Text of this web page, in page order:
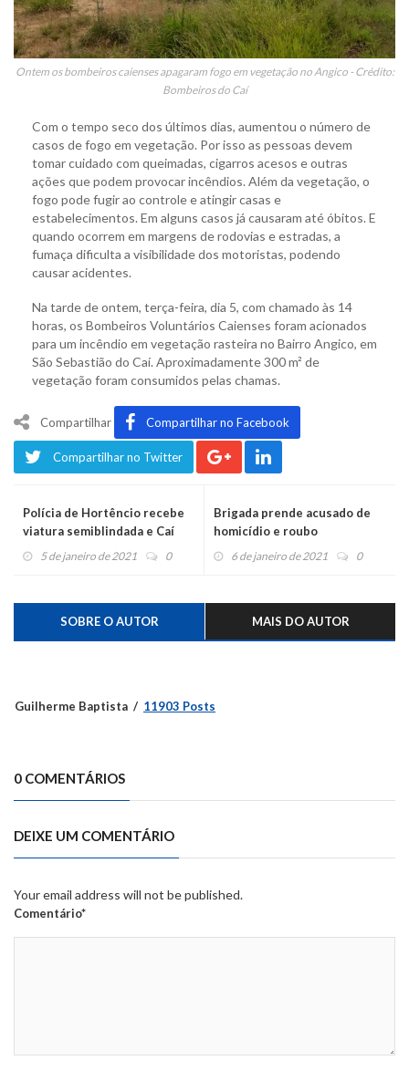
Ontem os bombeiros caienses apagaram fogo em vegetação no Angico - Crédito:
Bombeiros do Caí
Com o tempo seco dos últimos dias, aumentou o número de
casos de fogo em vegetação. Por isso as pessoas devem
tomar cuidado com queimadas, cigarros acesos e outras
ações que podem provocar incêndios. Além da vegetação, o
fogo pode fugir ao controle e atingir casas e
estabelecimentos. Em alguns casos já causaram até óbitos. E
quando ocorrem em margens de rodovias e estradas, a
fumaça dificulta a visibilidade dos motoristas, podendo
causar acidentes.
Na tarde de ontem, terça-feira, dia 5, com chamado às 14
horas, os Bombeiros Voluntários Caienses foram acionados
para um incêndio em vegetação rasteira no Bairro Angico, em
São Sebastião do Caí. Aproximadamente 300 m² de
vegetação foram consumidos pelas chamas.
Compartilhar Compartilhar no Facebook
Compartilhar no Twitter
Polícia de Hortêncio recebe
viatura semiblindada e Caí
será o próximo
5 de janeiro de 2021 0
Brigada prende acusado de
homicídio e roubo
6 de janeiro de 2021 0
SOBRE O AUTOR MAIS DO AUTOR
Guilherme Baptista 11903 Posts
0 COMENTÁRIOS
DEIXE UM COMENTÁRIO
Your email address will not be published.
Comentário*